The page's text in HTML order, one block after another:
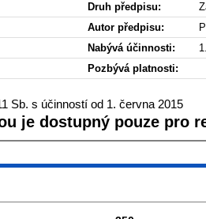
Druh předpisu:
Autor předpisu:
Nabývá účinnosti:
Pozbývá platnosti:
Sb. s účinností od 1. června 2015
je dostupný pouze pro